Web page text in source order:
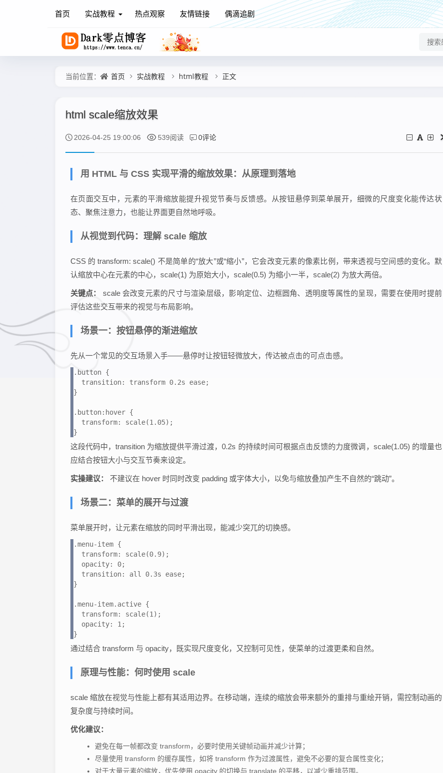
首页 实战教程 热点观察 友情链接 偶滴追剧
当前位置： 首页 实战教程 html教程 正文
html scale缩放效果
2026-04-25 19:00:06 539阅读 0评论
用 HTML 与 CSS 实现平滑的缩放效果：从原理到落地
在页面交互中，元素的平滑缩放能提升视觉节奏与反馈感。从按钮悬停到菜单展开，细微的尺度变化能传达状
态、聚焦注意力，也能让界面更自然地呼吸。
从视觉到代码：理解 scale 缩放
CSS 的 transform: scale() 不是简单的“放大”或“缩小”，它会改变元素的像素比例，带来透视与空间感的变化。默
认缩放中心在元素的中心，scale(1) 为原始大小，scale(0.5) 为缩小一半，scale(2) 为放大两倍。
关键点：
scale 会改变元素的尺寸与渲染层级，影响定位、边框圆角、透明度等属性的呈现，需要在使用时提前
评估这些交互带来的视觉与布局影响。
场景一：按钮悬停的渐进缩放
先从一个常见的交互场景入手——悬停时让按钮轻微放大，传达被点击的可点击感。
.button {
  transition: transform 0.2s ease;
}
.button:hover {
  transform: scale(1.05);
}
这段代码中，transition 为缩放提供平滑过渡，0.2s 的持续时间可根据点击反馈的力度微调，scale(1.05) 的增量也
应结合按钮大小与交互节奏来设定。
实操建议： 不建议在 hover 时同时改变 padding 或字体大小，以免与缩放叠加产生不自然的“跳动”。
场景二：菜单的展开与过渡
菜单展开时，让元素在缩放的同时平滑出现，能减少突兀的切换感。
.menu-item {
  transform: scale(0.9);
  opacity: 0;
  transition: all 0.3s ease;
}
.menu-item.active {
  transform: scale(1);
  opacity: 1;
}
通过结合 transform 与 opacity，既实现尺度变化，又控制可见性，使菜单的过渡更柔和自然。
原理与性能：何时使用 scale
scale 缩放在视觉与性能上都有其适用边界。在移动端，连续的缩放会带来额外的重排与重绘开销，需控制动画的
复杂度与持续时间。
优化建议：
避免在每一帧都改变 transform，必要时使用关键帧动画并减少计算；
尽量使用 transform 的缓存属性，如将 transform 作为过渡属性，避免不必要的复合属性变化；
对于大量元素的缩放，优先使用 opacity 的切换与 translate 的平移，以减少重排范围。